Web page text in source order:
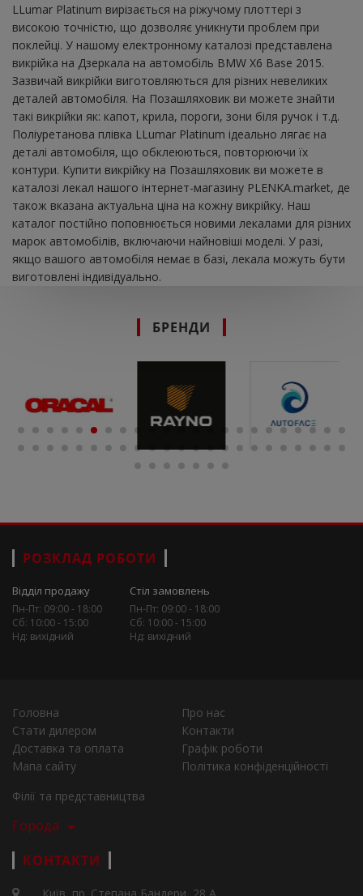
LLumar Platinum вирізається на ріжучому плоттері з
високою точністю, що дозволяє уникнути проблем при
поклейці. У нашому електронному каталозі представлена ​​
викрійка на Дзеркала на автомобіль BMW X6 Base 2015.
Зазвичай викрійки виготовляються для різних невеликих
деталей автомобіля. На Позашляховик ви можете знайти
такі викрійки як: капот, крила, пороги, зони біля ручок і т.д.
Поліуретанова плівка LLumar Platinum ідеально лягає на
деталі автомобіля, що обклеюються, повторюючи їх
контури. Купити викрійку на Позашляховик ви можете в
каталозі лекал нашого інтернет-магазину PLENKA.market, де
також вказана актуальна ціна на кожну викрійку. Наш
каталог постійно поповнюється новими лекалами для різних
марок автомобілів, включаючи найновіші моделі. У разі,
якщо вашого автомобіля немає в базі, лекала можуть бути
виготовлені індивідуально.
БРЕНДИ
РОЗКЛАД РОБОТИ
Відділ продажу
Пн-Пт: 09:00 - 18:00
Сб: 10:00 - 15:00
Нд: вихідний
Стіл замовлень
Пн-Пт: 09:00 - 18:00
Сб: 10:00 - 15:00
Нд: вихідний
Головна
Про нас
Стати дилером
Контакти
Доставка та оплата
Графік роботи
Мапа сайту
Політика конфіденційності
Філії та представництва
Города
КОНТАКТИ